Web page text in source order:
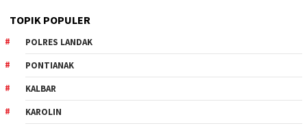
TOPIK POPULER
POLRES LANDAK
PONTIANAK
KALBAR
KAROLIN